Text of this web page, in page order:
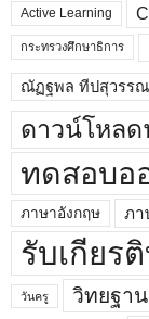
Active Learning
กระทรวงศึกษาธิการ
ณัฏฐพล ทีปสุวรรณ
ดาวน์โหลด
ทดสอบอ
ภาษาอังกฤษ ภา
รับเกียร
วันครู วิทยฐา